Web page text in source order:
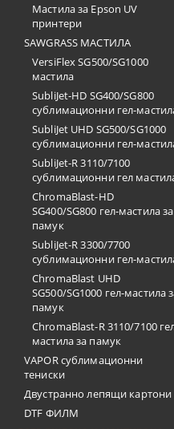
Мастила за Epson UV
принтери
SAWGRASS МАСТИЛА
VersiFlex SG500/SG1000
мастила
SubliJet-HD SG400/SG800
сублимационни гел-
SubliJet UHD SG500/SG1000
сублимационни гел-
SubliJet-R 3110/7100
сублимационни гел
ChromaBlast-HD
SG400/SG800 гел-мастила за
памук
SubliJet-R 3300/7700
сублимационни гел-
ChromaBlast UHD
SG500/SG1000 гел-мастила
памук
ChromaBlast-R 3110/7100
мастила за памук
VAPOR сублимационни
тениски
Двустранно лепящи картони
DTF ФИЛМ